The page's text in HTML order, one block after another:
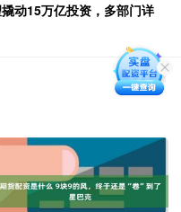
动15万亿投资，多部门详